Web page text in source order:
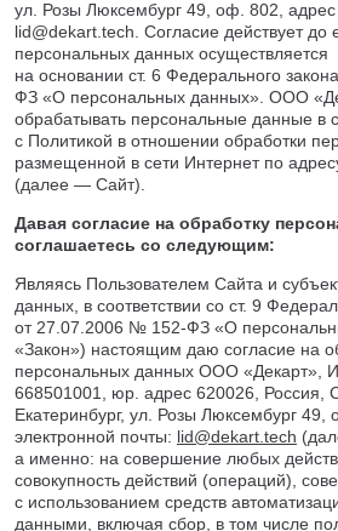
Новости
Контакты
Наличие на складе
МАРИУПОЛЬ
Получить расчет
Светильники
Ж/Д опоры
Мачты
Опоры ЛЭП
Светофорные
Рамные
Цоколи
Благовещенск
Брянск
Великий
Владивосток
Волгоград
Ижевск
Иркутск
Кемерово
Киров
Красноярск
Курск
ул. Розы Люксембург 49, оф. 802, адрес
lid@dekart.tech . Согласие действует
персональных данных осуществляется
на основании ст. 6 Федерального
ФЗ «О персональных данных». ООО
обрабатывать персональные данные в
с Политикой в отношении обработки
размещенной в сети Интернет по
(далее — Сайт).
Давая согласие на обработку
соглашаетесь со следующим:
Являясь Пользователем Сайта и
данных, в соответствии со ст. 9
от 27.07.2006 № 152-ФЗ «О
«Закон») настоящим даю согласие на
персональных данных ООО «Декарт»,
668501001, юр. адрес 620026, Россия,
Екатеринбург, ул. Розы Люксембург
электронной почты: lid@dekart.tech
а именно: на совершение любых
совокупность действий (операций),
с использованием средств
данными, включая сбор, в том числе